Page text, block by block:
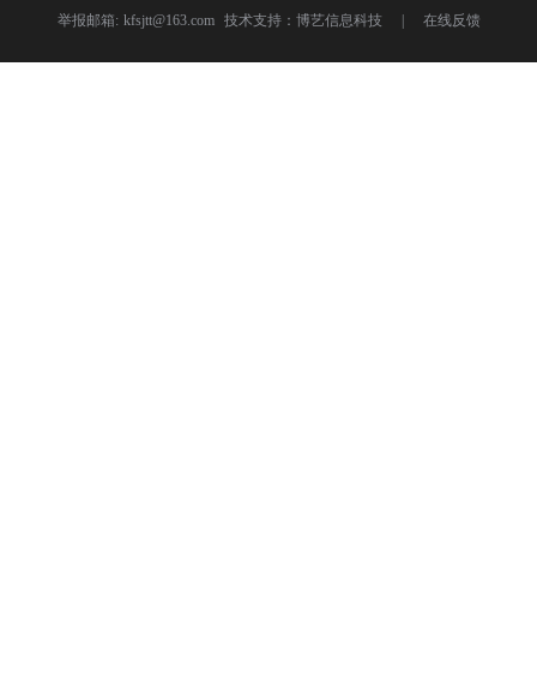
举报邮箱: kfsjtt@163.com 技术支持： 博艺信息科技| 在线反馈